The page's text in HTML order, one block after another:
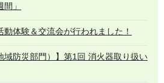
」
動体験＆交流会が行われました！
域防災部門）】第1回 消火器取り扱い